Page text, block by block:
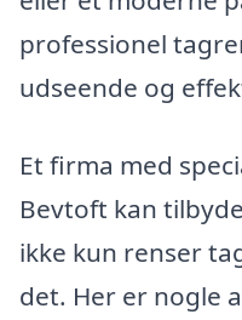
professionel
udseende og
Et firma med
Bevtoft kan
ikke kun renser
det. Her er nogle